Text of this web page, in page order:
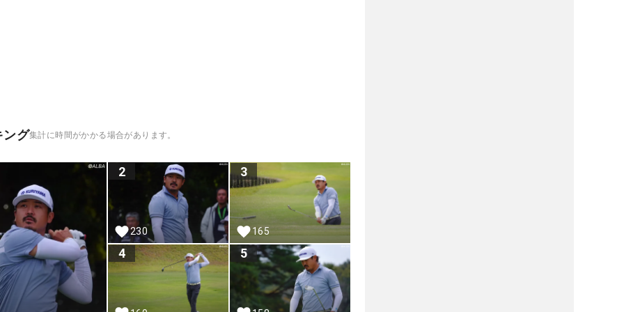
ング集計に時間がかかる場合があります。
2
230
3
165
4 5